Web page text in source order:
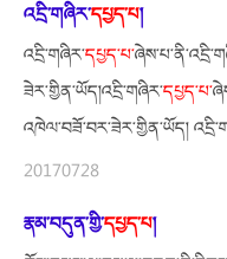
འདྲི་གཞིར་དཔྱད་པ།
འདྲི་གཞིར་དཔྱད་པ་
ཟེར་གྱིན་ཡོད།འདྲི་གཞིར་དཔྱད་པ་
འཁེལ་བཟོ་བར་ཟེར་གྱིན་ཡོད།
20170728
རྣམ་བདུན་གྱི་དཔྱད་པ།